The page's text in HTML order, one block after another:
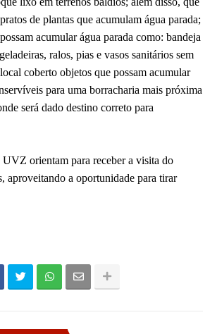
de plantas que acumulam água parada;
acumular água parada como: bandeja
ralos, pias e vasos sanitários sem
coberto objetos que possam acumular
para uma borracharia mais próxima
será dado destino correto para
orientam para receber a visita do
aproveitando a oportunidade para tirar